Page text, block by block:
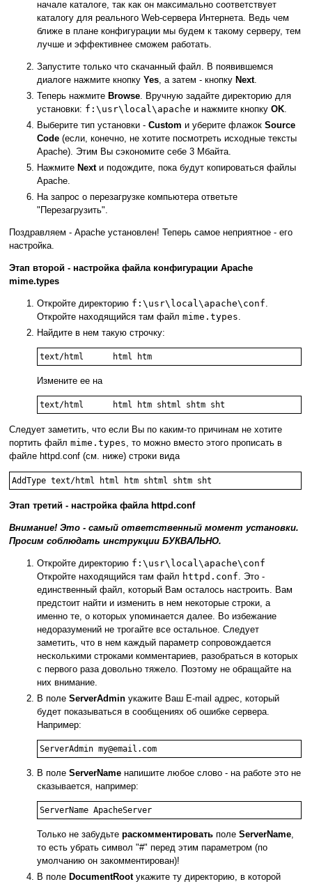
начале каталоге, так как он максимально соответствует
каталогу для реального Web-сервера Интернета. Ведь чем
ближе в плане конфигурации мы будем к такому серверу, тем
лучше и эффективнее сможем работать.
Запустите только что скачанный файл. В появившемся
диалоге нажмите кнопку Yes, а затем - кнопку Next.
Теперь нажмите Browse. Вручную задайте директорию для
установки: f:\usr\local\apache и нажмите кнопку OK.
Выберите тип установки - Сustom и уберите флажок Source
Code (если, конечно, не хотите посмотреть исходные тексты
Apache). Этим Вы сэкономите себе 3 Мбайта.
Нажмите Nextи подождите, пока будут копироваться файлы
Apache.
На запрос о перезагрузке компьютера ответьте
"Перезагрузить".
Поздравляем - Apache установлен! Теперь самое неприятное - его
настройка.
Этап второй - настройка файла конфигурации Apache
mime.types
Откройте директорию f:\usr\local\apache\conf.
Откройте находящийся там файл mime.types.
Найдите в нем такую строчку:
text/html      html htm
Измените ее на
text/html      html htm shtml shtm sht
Следует заметить, что если Вы по каким-то причинам не хотите
портить файл mime.types, то можно вместо этого прописать в
файле httpd.conf (см. ниже) строки вида
AddType text/html html htm shtml shtm sht
Этап третий - настройка файла httpd.conf
Внимание! Это - самый ответственный момент установки.
Просим соблюдать инструкции БУКВАЛЬНО.
Откройте директорию f:\usr\local\apache\conf
Откройте находящийся там файл httpd.conf. Это -
единственный файл, который Вам осталось настроить. Вам
предстоит найти и изменить в нем некоторые строки, а
именно те, о которых упоминается далее. Во избежание
недоразумений не трогайте все остальное. Следует
заметить, что в нем каждый параметр сопровождается
несколькими строками комментариев, разобраться в которых
с первого раза довольно тяжело. Поэтому не обращайте на
них внимание.
В поле ServerAdmin укажите Ваш E-mail адрес, который
будет показываться в сообщениях об ошибке сервера.
Например:
ServerAdmin my@email.com
В поле ServerName напишите любое слово - на работе это не
сказывается, например:
ServerName ApacheServer
Только не забудьте раскомментировать поле ServerName,
то есть убрать символ "#" перед этим параметром (по
умолчанию он закомментирован)!
В поле DocumentRootукажите ту директорию, в которой